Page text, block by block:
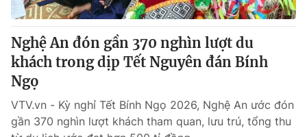
Nghệ An đón gần 370 nghìn lượt du
khách trong dịp Tết Nguyên đán Bính
Ngọ
VTV.vn - Kỳ nghỉ Tết Bính Ngọ 2026, Nghệ An ước đón
gần 370 nghìn lượt khách tham quan, lưu trú, tổng thu